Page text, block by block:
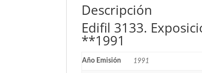
Descripción
Edifil 3133.
**1991
Año Emisión 1991